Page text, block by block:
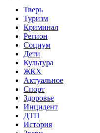
Тверь
Туризм
Криминал
Регион
Социум
Дети
Культура
ЖКХ
Актуальное
Спорт
Здоровье
Инцидент
ДТП
История